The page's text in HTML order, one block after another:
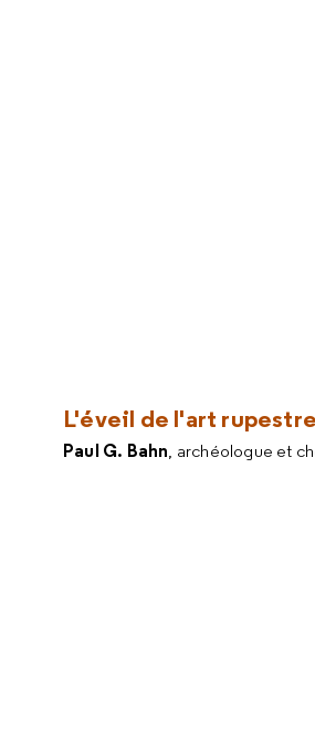
L'éveil de l'art
Paul G. Bahn, archéologue et